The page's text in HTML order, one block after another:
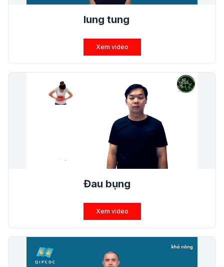
lung tung
Xem video
Đau bụng
Xem video